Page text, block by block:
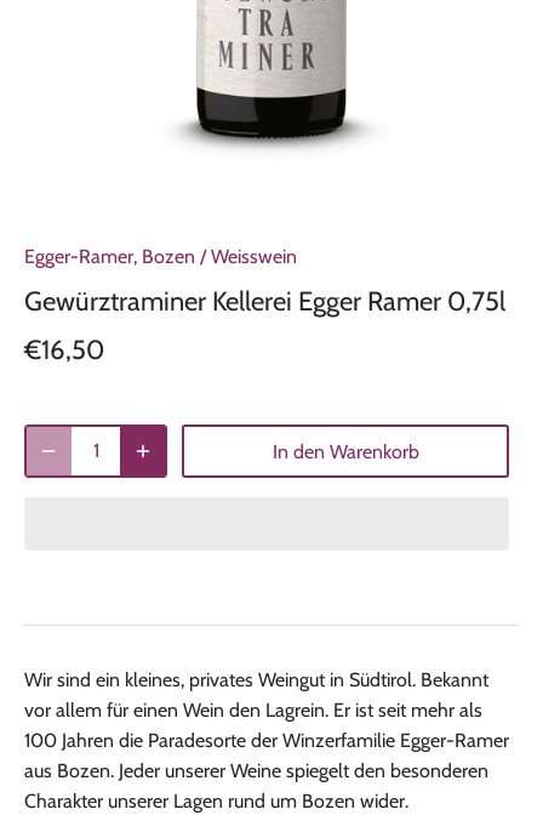
Egger-Ramer, Bozen /Weisswein
Gewürztraminer Kellerei Egger Ramer 0,75l
€16,50
In den Warenkorb
Wir sind ein kleines, privates Weingut in Südtirol. Bekannt
vor allem für einen Wein den Lagrein. Er ist seit mehr als
100 Jahren die Paradesorte der Winzerfamilie Egger-Ramer
aus Bozen. Jeder unserer Weine spiegelt den besonderen
Charakter unserer Lagen rund um Bozen wider.